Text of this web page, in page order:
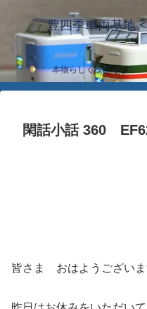
豊四季車両基地
本物らしく模型らしく
閑話小話 360
皆さま おはようござい